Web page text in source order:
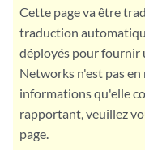
Cette page va être
traduction
déployés pour fournir
Networks n'est pas
informations qu'elle
rapportant, veuillez
page.